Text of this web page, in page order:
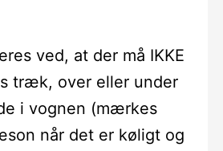
ved, at der må IKKE
træk, over eller under
i vognen (mærkes
når det er køligt og